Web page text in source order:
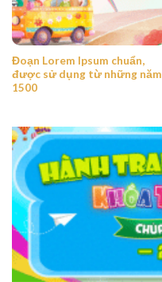
Đoạn Lorem Ipsum chuẩn,
được sử dụng từ những năm
1500